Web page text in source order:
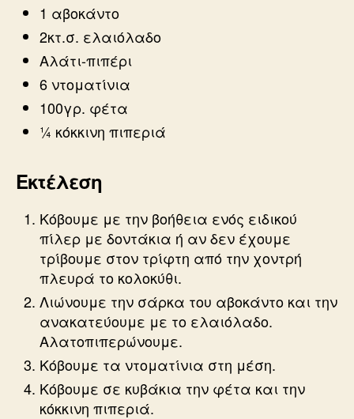
1 αβοκάντο
2κτ.σ. ελαιόλαδο
Αλάτι-πιπέρι
6 ντοματίνια
100γρ. φέτα
¼ κόκκινη πιπεριά
Εκτέλεση
Κόβουμε με την βοήθεια ενός ειδικού
πίλερ με δοντάκια ή αν δεν έχουμε
τρίβουμε στον τρίφτη από την χοντρή
πλευρά το κολοκύθι.
Λιώνουμε την σάρκα του αβοκάντο και την
ανακατεύουμε με το ελαιόλαδο.
Αλατοπιπερώνουμε.
Κόβουμε τα ντοματίνια στη μέση.
Κόβουμε σε κυβάκια την φέτα και την
κόκκινη πιπεριά.